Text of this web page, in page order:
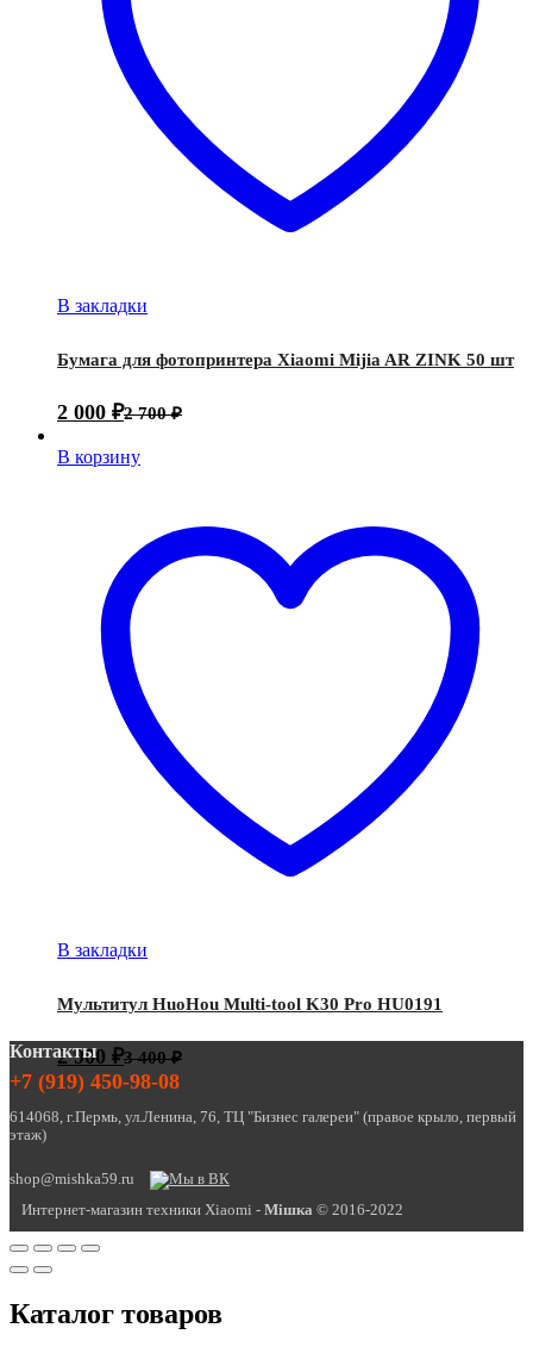
В закладки
Бумага для фотопринтера Xiaomi Mijia AR ZINK 50 шт
2 000 ₽2 700₽
В корзину
В закладки
Мультитул HuoHou Multi-tool K30 Pro HU0191
2 900 ₽3 400₽
Контакты
+7 (919) 450-98-08
614068, г.Пермь, ул.Ленина, 76, ТЦ "Бизнес галереи" (правое крыло, первый
этаж)
shop@mishka59.ru
Интернет-магазин техники Xiaomi - Miшка © 2016-2022
Каталог товаров